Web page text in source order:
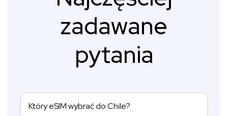
zadawane
pytania
Który eSIM wybrać do Chile?